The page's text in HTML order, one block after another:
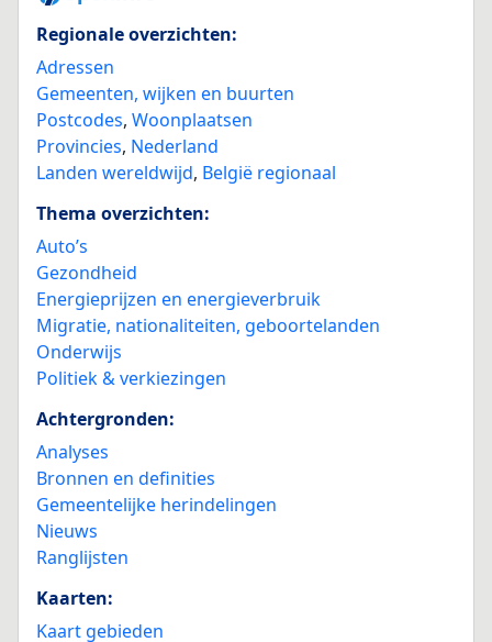
Regionale overzichten:
Adressen
Gemeenten, wijken en buurten
Postcodes, Woonplaatsen
Provincies, Nederland
Landen wereldwijd, België regionaal
Thema overzichten:
Auto’s
Gezondheid
Energieprijzen en energieverbruik
Migratie, nationaliteiten, geboortelanden
Onderwijs
Politiek & verkiezingen
Achtergronden:
Analyses
Bronnen en definities
Gemeentelijke herindelingen
Nieuws
Ranglijsten
Kaarten:
Kaart gebieden